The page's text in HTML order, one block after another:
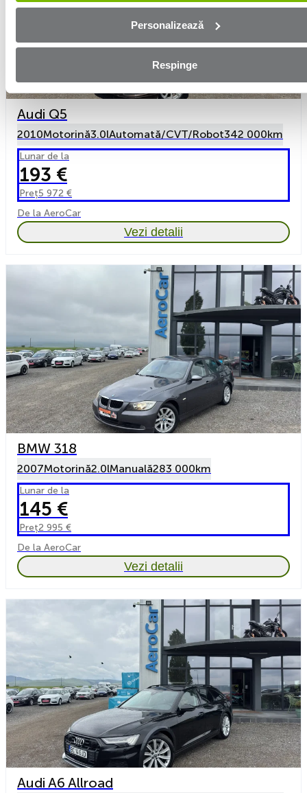
Personalizează
Respinge
Audi Q5
2010Motorină3.0lAutomată/CVT/Robot342 000km
Lunar de la
193 €
Preț5 972 €
De la AeroCar
Vezi detalii
BMW 318
2007Motorină2.0lManuală283 000km
Lunar de la
145 €
Preț2 995 €
De la AeroCar
Vezi detalii
Audi A6 Allroad